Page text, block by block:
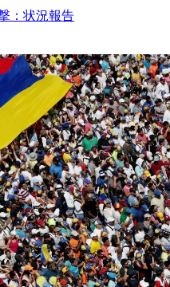
：状況報告